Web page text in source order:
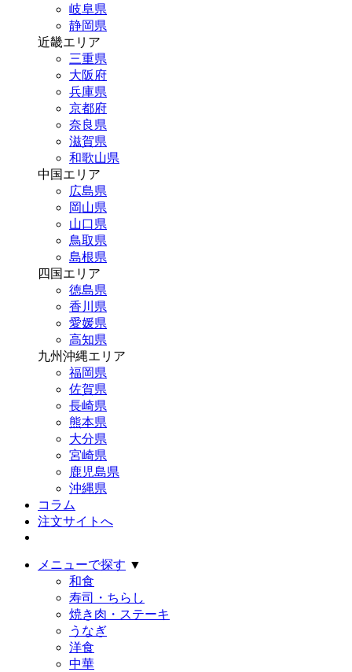
岐阜県
静岡県
近畿エリア
三重県
大阪府
兵庫県
京都府
奈良県
滋賀県
和歌山県
中国エリア
広島県
岡山県
山口県
鳥取県
島根県
四国エリア
徳島県
香川県
愛媛県
高知県
九州沖縄エリア
福岡県
佐賀県
長崎県
熊本県
大分県
宮崎県
鹿児島県
沖縄県
コラム
注文サイトへ
メニューで探す ▼
和食
寿司・ちらし
焼き肉・ステーキ
うなぎ
洋食
中華